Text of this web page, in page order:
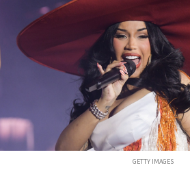
GETTY IMAGES